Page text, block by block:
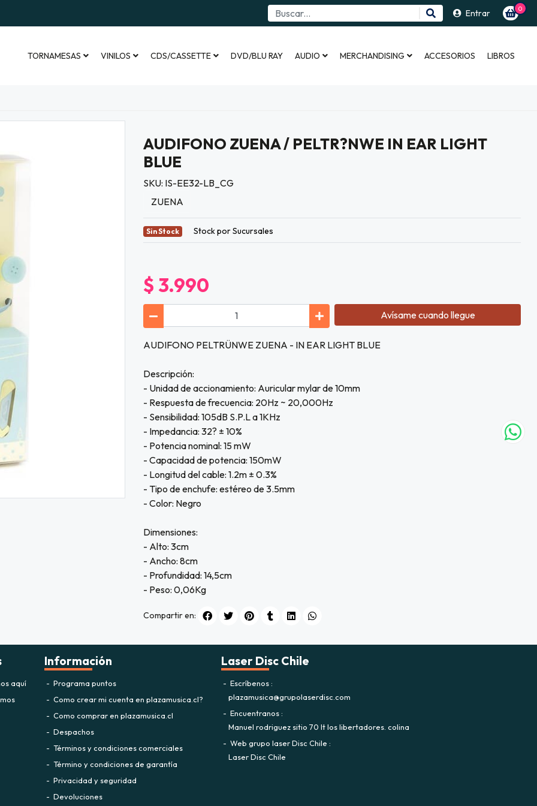
Entrar 0
TORNAMESAS VINILOS CDS/CASSETTE DVD/BLU RAY AUDIO MERCHANDISING ACCESORIOS LIBROS
AUDIFONO ZUENA / PELTR?NWE IN EAR LIGHT
BLUE
SKU: IS-EE32-LB_CG
ZUENA
Sin Stock Stock por Sucursales
$ 3.990
Avísame cuando llegue
AUDIFONO PELTRÜNWE ZUENA - IN EAR LIGHT BLUE
Descripción:
- Unidad de accionamiento: Auricular mylar de 10mm
- Respuesta de frecuencia: 20Hz ~ 20,000Hz
- Sensibilidad: 105dB S.P.L a 1KHz
- Impedancia: 32? ± 10%
- Potencia nominal: 15 mW
- Capacidad de potencia: 150mW
- Longitud del cable: 1.2m ± 0.3%
- Tipo de enchufe: estéreo de 3.5mm
- Color: Negro
Dimensiones:
- Alto: 3cm
- Ancho: 8cm
- Profundidad: 14,5cm
- Peso: 0,06Kg
Compartir en:
aquí
Información
Programa puntos
Como crear mi cuenta en plazamusica.cl?
Como comprar en plazamusica.cl
Despachos
Términos y condiciones comerciales
Término y condiciones de garantía
Privacidad y seguridad
Devoluciones
Laser Disc Chile
Escríbenos
plazamusica@grupolaserdisc.com
Encuentranos
Manuel rodriguez sitio 70 lt los libertadores. colina
Web grupo laser Disc Chile
Laser Disc Chile